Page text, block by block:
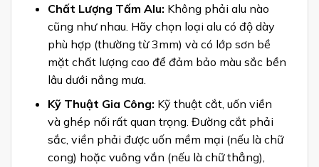
Chất Lượng Tấm Alu: Không phải alu nào
cũng như nhau. Hãy chọn loại alu có độ dày
phù hợp (thường từ 3mm) và có lớp sơn bề
mặt chất lượng cao để đảm bảo màu sắc bền
lâu dưới nắng mưa.
Kỹ Thuật Gia Công: Kỹ thuật cắt, uốn viền
và ghép nối rất quan trọng. Đường cắt phải
sắc, viền phải được uốn mềm mại (nếu là chữ
cong) hoặc vuông vắn (nếu là chữ thẳng),